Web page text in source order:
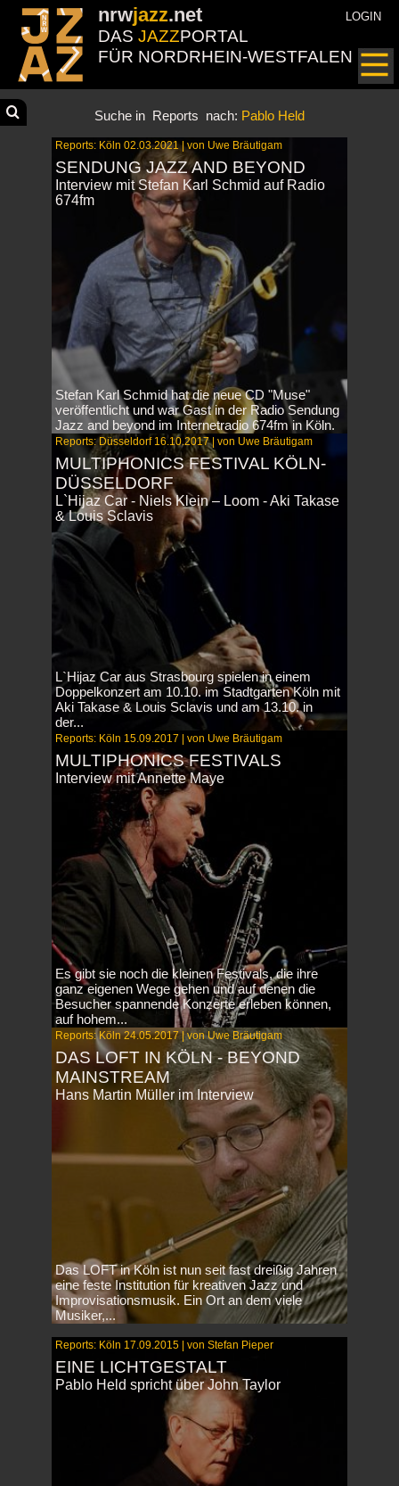
nrwjazz.net
DAS JAZZPORTAL
FÜR NORDRHEIN-WESTFALEN
LOGIN
Suche in Reports nach: Pablo Held
Reports: Köln 02.03.2021 | von Uwe Bräutigam
SENDUNG JAZZ AND BEYOND
Interview mit Stefan Karl Schmid auf Radio
674fm
Stefan Karl Schmid hat die neue CD "Muse"
veröffentlicht und war Gast in der Radio Sendung
Jazz and beyond im Internetradio 674fm in Köln.
Reports: Düsseldorf 16.10.2017 | von Uwe Bräutigam
MULTIPHONICS FESTIVAL KÖLN-
DÜSSELDORF
L`Hijaz Car - Niels Klein – Loom - Aki Takase
& Louis Sclavis
L`Hijaz Car aus Strasbourg spielen in einem
Doppelkonzert am 10.10. im Stadtgarten Köln mit
Aki Takase & Louis Sclavis und am 13.10. in
der...
Reports: Köln 15.09.2017 | von Uwe Bräutigam
MULTIPHONICS FESTIVALS
Interview mit Annette Maye
Es gibt sie noch die kleinen Festivals, die ihre
ganz eigenen Wege gehen und auf denen die
Besucher spannende Konzerte erleben können,
auf hohem...
Reports: Köln 24.05.2017 | von Uwe Bräutigam
DAS LOFT IN KÖLN - BEYOND
MAINSTREAM
Hans Martin Müller im Interview
Das LOFT in Köln ist nun seit fast dreißig Jahren
eine feste Institution für kreativen Jazz und
Improvisationsmusik. Ein Ort an dem viele
Musiker,...
Reports: Köln 17.09.2015 | von Stefan Pieper
EINE LICHTGESTALT
Pablo Held spricht über John Taylor